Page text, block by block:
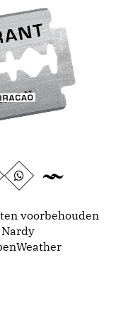
voorbehouden